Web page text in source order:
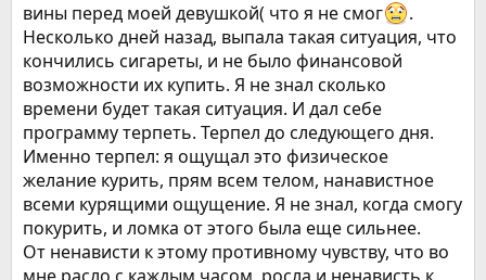
вины перед моей девушкой( что я не смог
.
Несколько дней назад, выпала такая ситуация, что
кончились сигареты, и не было финансовой
возможности их купить. Я не знал сколько
времени будет такая ситуация. И дал себе
программу терпеть. Терпел до следующего дня.
Именно терпел: я ощущал это физическое
желание курить, прям всем телом, нанавистное
всеми курящими ощущение. Я не знал, когда смогу
покурить, и ломка от этого была еще сильнее.
От ненависти к этому противному чувству, что во